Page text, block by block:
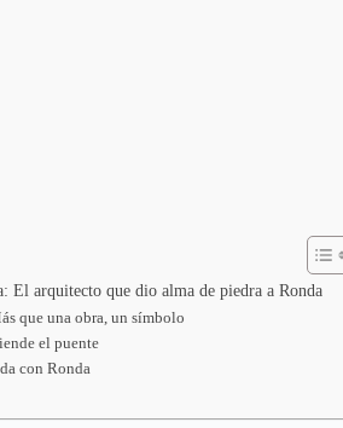
El arquitecto que dio alma de piedra a Ronda
que una obra, un símbolo
el puente
con Ronda